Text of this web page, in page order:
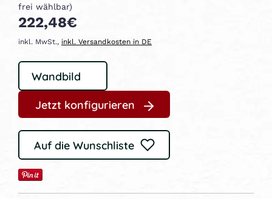
frei wählbar)
222,48€
inkl. MwSt., inkl. Versandkosten in DE
Jetzt konfigurieren
Auf die Wunschliste